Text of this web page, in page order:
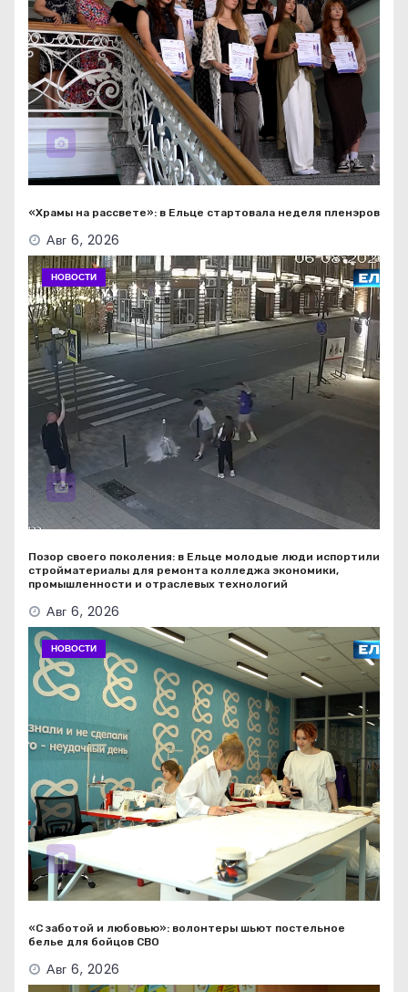
«Храмы на рассвете»: в Ельце стартовала неделя пленэров
Авг 6, 2026
НОВОСТИ
Позор своего поколения: в Ельце молодые люди испортили
стройматериалы для ремонта колледжа экономики,
промышленности и отраслевых технологий
Авг 6, 2026
НОВОСТИ
«С заботой и любовью»: волонтеры шьют постельное
белье для бойцов СВО
Авг 6, 2026